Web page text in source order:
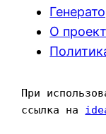
О
При
ссылка на